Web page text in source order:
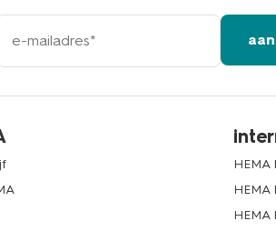
mailadres
HEMA
HEMA
HEMA